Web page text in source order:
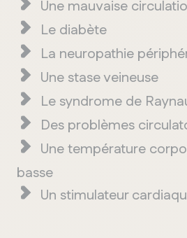
Une mauvaise
Le diabète
La neuropathie
Une staseveineuse
Le syndrome de
Des problèmes
Unetempérature
basse
Un stimulateur